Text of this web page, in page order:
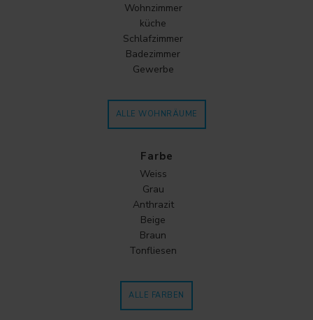
Wohnzimmer
küche
Schlafzimmer
Badezimmer
Gewerbe
ALLE WOHNRÄUME
Farbe
Weiss
Grau
Anthrazit
Beige
Braun
Tonfliesen
ALLE FARBEN